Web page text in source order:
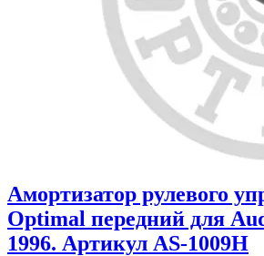
Амортизатор рулевого
Optimal передний для
1996. Артикул AS-1009H